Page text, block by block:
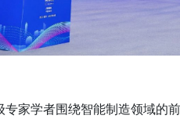
家学者围绕智能制造领域的